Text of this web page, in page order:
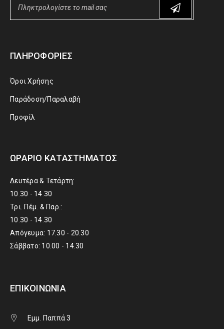
ΠΛΗΡΟΦΟΡΊΕΣ
Όροι Χρήσης
Παράδοση/Παραλαβή
Προφίλ
ΩΡΆΡΙΟ ΚΑΤΑΣΤΉΜΑΤΟΣ
Δευτέρα & Τετάρτη:
10.30 - 14.30
Τρι. Πέμ. & Παρ.:
10.30 - 14.30
Απόγευμα: 17.30 - 20.30
Σάββατο: 10.00 - 14.30
ΕΠΙΚΟΙΝΩΝΊΑ
Εμμ. Παππά 3